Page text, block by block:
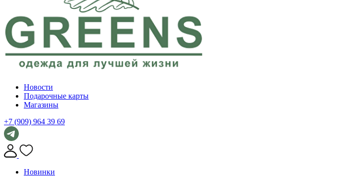
Новости
Подарочные карты
Магазины
+7 (909) 964 39 69
Новинки